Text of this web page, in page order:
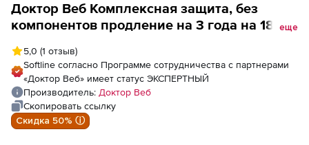
Доктор Веб Комплексная защита, без
компонентов продление на 3 года на 184еще
5,0 (1 отзыв)
Softline согласно Программе сотрудничества с партнерами
«Доктор Веб» имеет статус ЭКСПЕРТНЫЙ
Производитель: Доктор Веб
Скопировать ссылку
Скидка 50% ⓘ